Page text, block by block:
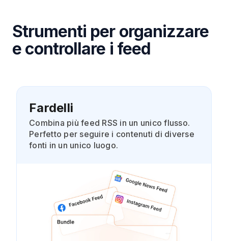
Strumenti per organizzare
e controllare i feed
Fardelli
Combina più feed RSS in un unico flusso.
Perfetto per seguire i contenuti di diverse
fonti in un unico luogo.